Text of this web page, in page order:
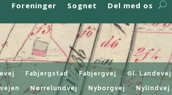
Foreninger Sognet Del med os
Fabjergstad Fabjergvej
Gl. Landevej
Nørrelundvej Nyborgvej
Nylindvej